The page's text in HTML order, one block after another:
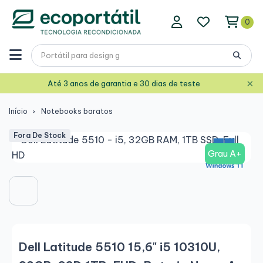
0
Até 3 anos de garantia e 30 dias de teste ×
Início Notebooks baratos
Grau A+
Fora De Stock
Dell Latitude 5510 15,6" i5 10310U,